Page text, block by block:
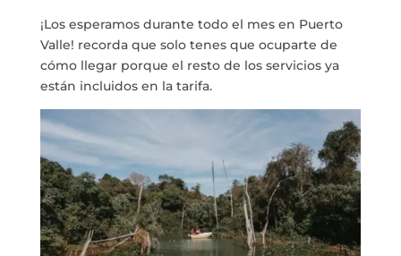
¡Los esperamos durante todo el mes en Puerto
Valle! recorda que solo tenes que ocuparte de
cómo llegar porque el resto de los servicios ya
están incluidos en la tarifa.